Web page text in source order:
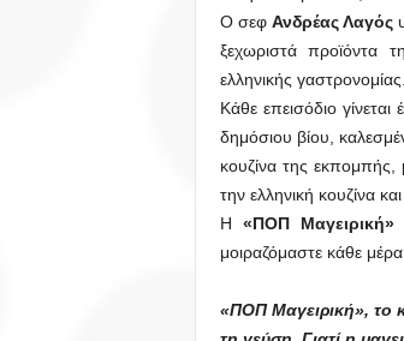
Ο σεφ Ανδρέας Λαγός
ξεχωριστά προϊόντα
ελληνικής γαστρονομίας.
Κάθε επεισόδιο
δημόσιου βίου,
κουζίνα της εκπομπής,
την ελληνική κουζίνα
Η «ΠΟΠ Μαγειρική»
μοιραζόμαστε κάθε
«ΠΟΠ Μαγειρική», το